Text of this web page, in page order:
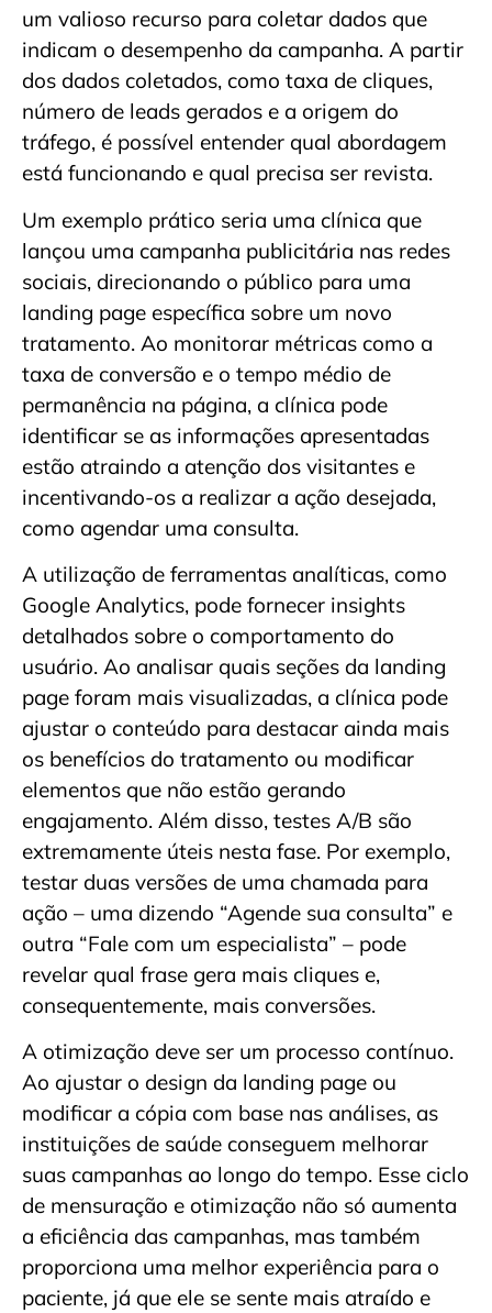
um valioso recurso para coletar dados que
indicam o desempenho da campanha. A partir
dos dados coletados, como taxa de cliques,
número de leads gerados e a origem do
tráfego, é possível entender qual abordagem
está funcionando e qual precisa ser revista.
Um exemplo prático seria uma clínica que
lançou uma campanha publicitária nas redes
sociais, direcionando o público para uma
landing page específica sobre um novo
tratamento. Ao monitorar métricas como a
taxa de conversão e o tempo médio de
permanência na página, a clínica pode
identificar se as informações apresentadas
estão atraindo a atenção dos visitantes e
incentivando-os a realizar a ação desejada,
como agendar uma consulta.
A utilização de ferramentas analíticas, como
Google Analytics, pode fornecer insights
detalhados sobre o comportamento do
usuário. Ao analisar quais seções da landing
page foram mais visualizadas, a clínica pode
ajustar o conteúdo para destacar ainda mais
os benefícios do tratamento ou modificar
elementos que não estão gerando
engajamento. Além disso, testes A/B são
extremamente úteis nesta fase. Por exemplo,
testar duas versões de uma chamada para
ação – uma dizendo “Agende sua consulta” e
outra “Fale com um especialista” – pode
revelar qual frase gera mais cliques e,
consequentemente, mais conversões.
A otimização deve ser um processo contínuo.
Ao ajustar o design da landing page ou
modificar a cópia com base nas análises, as
instituições de saúde conseguem melhorar
suas campanhas ao longo do tempo. Esse ciclo
de mensuração e otimização não só aumenta
a eficiência das campanhas, mas também
proporciona uma melhor experiência para o
paciente, já que ele se sente mais atraído e